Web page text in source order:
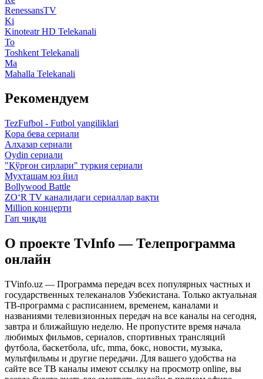
RenessansTV
Ki
Kinoteatr HD Telekanali
To
Toshkent Telekanali
Ma
Mahalla Telekanali
Рекомендуем
TezFufbol - Futbol yangiliklari
Қора бева сериали
Алҳазар сериали
Oydin сериали
"Қўрғон сирлари" туркия сериали
Муҳташам юз йил
Bollywood Battle
ZO‘R TV каналидаги сериаллар вақти
Million концерти
Гап чиқди
О проекте TvInfo — Телепрограмма
онлайн
TVinfo.uz — Программа передач всех популярных частных и
государственных телеканалов Узбекистана. Только актуальная
ТВ-программа с расписанием, временем, каналами и
названиями телевизионных передач на все каналы на сегодня,
завтра и ближайшую неделю. Не пропустите время начала
любимых фильмов, сериалов, спортивных трансляций
футбола, баскетбола, ufc, mma, бокс, новости, музыка,
мультфильмы и другие передачи. Для вашего удобства на
сайте все ТВ каналы имеют ссылку на просмотр online, вы